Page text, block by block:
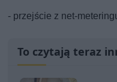
- przejście z net-
To czytają teraz